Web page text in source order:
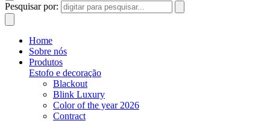
Pesquisar por:
Home
Sobre nós
Produtos
Estofo e decoração
Blackout
Blink Luxury
Color of the year 2026
Contract